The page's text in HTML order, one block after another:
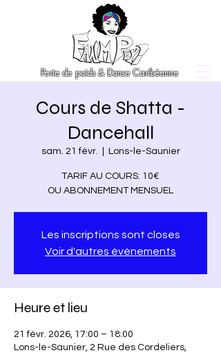
Perte de poids & Danse Caribéenne
Cours de Shatta -
Dancehall
sam. 21 févr. Lons-le-Saunier
TARIF AU COURS: 10€
OU ABONNEMENT MENSUEL
Les inscriptions sont closes
Voir d'autres événements
Heure et lieu
21 févr. 2026, 17:00 – 18:00
Lons-le-Saunier, 2 Rue des Cordeliers,